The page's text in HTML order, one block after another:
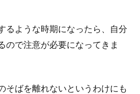
るような時期になったら、自分
ので注意が必要になってきま
そばを離れないというわけにも